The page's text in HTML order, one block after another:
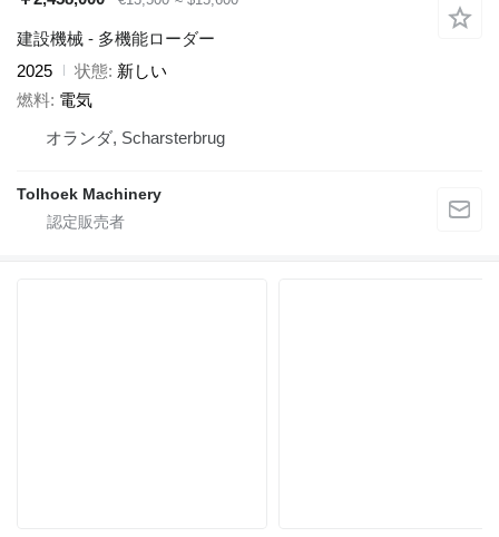
建設機械 - 多機能ローダー
2025
状態 新しい
燃料 電気
オランダ, Scharsterbrug
Tolhoek Machinery